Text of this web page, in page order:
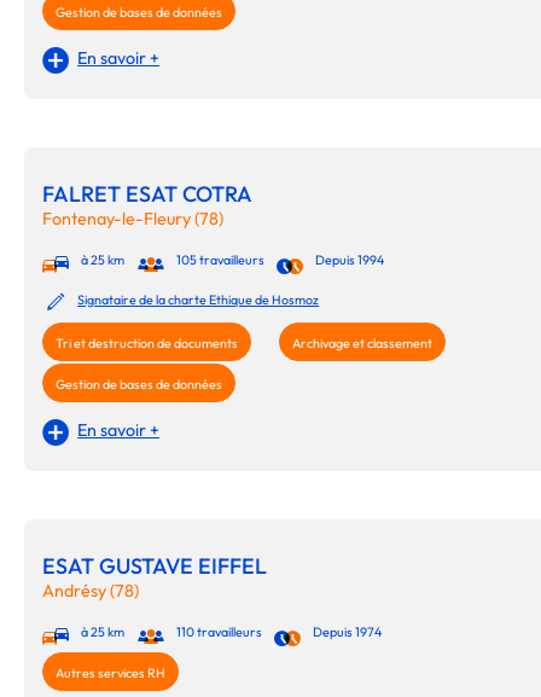
Gestion de bases de données
En savoir +
FALRET ESAT COTRA
Fontenay-le-Fleury (78)
à 25 km 105 travailleurs Depuis 1994
Signataire de la charte Ethique de Hosmoz
Tri et destruction de documents Archivage et classement
Gestion de bases de données
En savoir +
ESAT GUSTAVE EIFFEL
Andrésy (78)
à 25 km 110 travailleurs Depuis 1974
Autres services RH